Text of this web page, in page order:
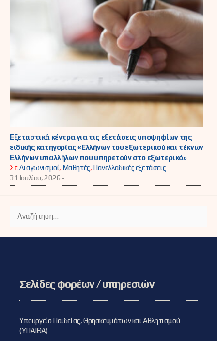
Εξεταστικά κέντρα για τις εξετάσεις υποψηφίων της
ειδικής κατηγορίας «Ελλήνων του εξωτερικού και τέκνων
Ελλήνων υπαλλήλων που υπηρετούν στο εξωτερικό»
ΣεΔιαγωνισμοί, Μαθητές, Πανελλαδικές εξετάσεις
31 Ιουλίου, 2026 -
για:
Σελίδες φορέων / υπηρεσιών
Υπουργείο Παιδείας, Θρησκευμάτων και Αθλητισμού
(ΥΠΑΙΘΑ)